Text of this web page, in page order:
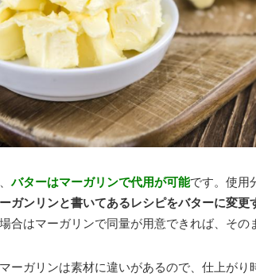
バターはマーガリンで代用が可能です。使用
ガンリンと書いてあるレシピをバターに変更
合はマーガリンで同量が用意できれば、その
ーガリンは素材に違いがあるので、仕上がり